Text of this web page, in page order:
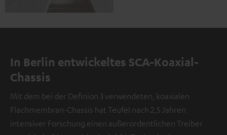
In Berlin entwickeltes SCA-Koaxial-
Chassis
Mit dem bei der Definion 3 verwendeten, koaxialen
Flachmembran-Chassis hat Teufel nach 2,5 Jahren
intensiver Forschung einen außerordentlichen Treiber